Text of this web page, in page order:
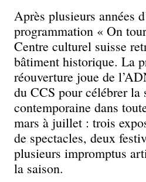
Après plusieurs années
programmation « On
Centre culturel suisse
bâtiment historique. La
réouverture joue de
du CCS pour célébrer la
contemporaine dans
mars à juillet : trois
de spectacles, deux
plusieurs impromptus
la saison.